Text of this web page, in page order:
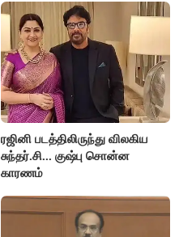
ரஜினி படத்திலிருந்து விலகிய
சுந்தர்.சி... குஷ்பு சொன்ன
காரணம்